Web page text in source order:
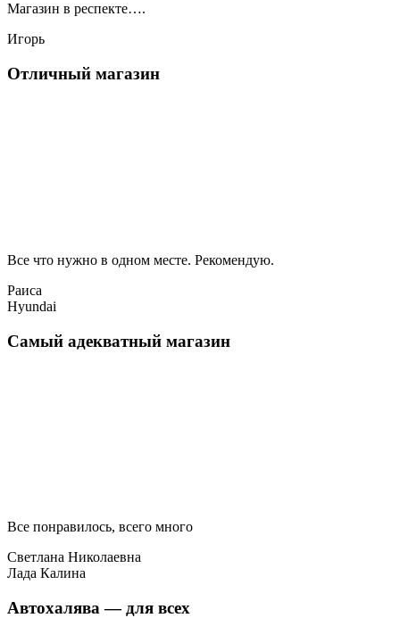
Магазин в респекте….
Игорь
Отличный магазин
Все что нужно в одном месте. Рекомендую.
Раиса
Hyundai
Самый адекватный магазин
Все понравилось, всего много
Светлана Николаевна
Лада Калина
Автохалява — для всех